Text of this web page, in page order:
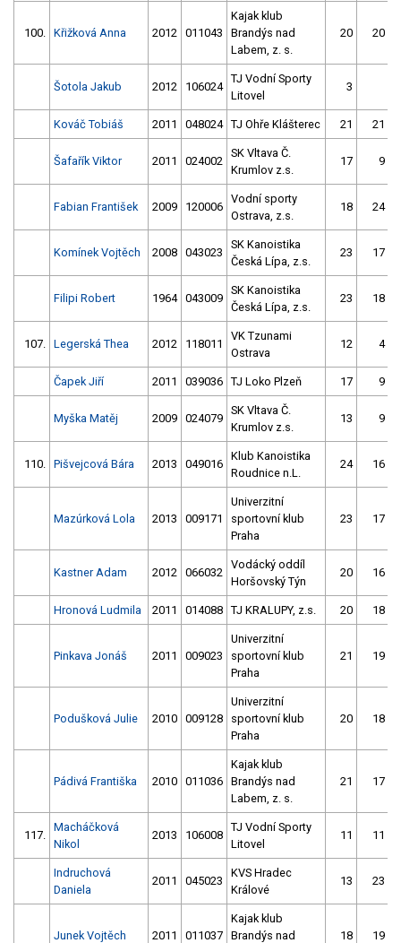
100. Křižková Anna 2012 011043
Kajak klub
Brandýs nad
Labem, z. s.
20 20
Šotola Jakub 2012 106024
TJ Vodní Sporty
Litovel
3
Kováč Tobiáš 2011 048024 TJ Ohře Klášterec 21 21
Šafařík Viktor 2011 024002
SK Vltava Č.
Krumlov z.s.
17 9
Fabian František 2009 120006
Vodní sporty
Ostrava, z.s.
18 24
Komínek Vojtěch 2008 043023
SK Kanoistika
Česká Lípa, z.s.
23 17
Filipi Robert 1964 043009
SK Kanoistika
Česká Lípa, z.s.
23 18
107. Legerská Thea 2012 118011
VK Tzunami
Ostrava
12 4
Čapek Jiří 2011 039036 TJ Loko Plzeň 17 9
Myška Matěj 2009 024079
SK Vltava Č.
Krumlov z.s.
13 9
110. Pišvejcová Bára 2013 049016
Klub Kanoistika
Roudnice n.L.
24 16
Mazúrková Lola 2013 009171
Univerzitní
sportovní klub
Praha
23 17
Kastner Adam 2012 066032
Vodácký oddíl
Horšovský Týn
20 16
Hronová Ludmila 2011 014088 TJ KRALUPY, z.s. 20 18
Pinkava Jonáš 2011 009023
Univerzitní
sportovní klub
Praha
21 19
Podušková Julie 2010 009128
Univerzitní
sportovní klub
Praha
20 18
Pádivá Františka 2010 011036
Kajak klub
Brandýs nad
Labem, z. s.
21 17
117.
Macháčková
Nikol
2013 106008
TJ Vodní Sporty
Litovel
11 11
Indruchová
Daniela
2011 045023
KVS Hradec
Králové
13 23
Junek Vojtěch 2011 011037
Kajak klub
Brandýs nad
18 19